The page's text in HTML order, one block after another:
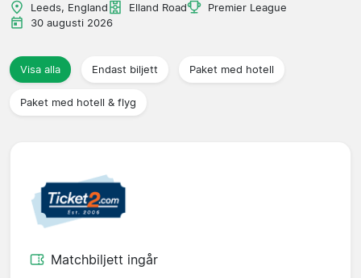
Ligor
Resebyråer
Leeds, England Elland Road
Premier League
30 augusti 2026
Visa alla Endast biljett Paket med hotell
Paket med hotell & flyg
Matchbiljett ingår